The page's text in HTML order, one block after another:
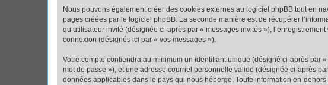
Nous pouvons également créer des cookies externes au logiciel phpBB tout en
pages créées par le logiciel phpBB. La seconde manière est de récupérer
qu’utilisateur invité (désignée ci-après par « messages invités »),
connexion (désignés ici par « vos messages »).
Votre compte contiendra au minimum un identifiant unique (désigné ci-après par
mot de passe »), et une adresse courriel personnelle valide (désignée ci-après
données applicables dans le pays qui nous héberge. Toute information en-